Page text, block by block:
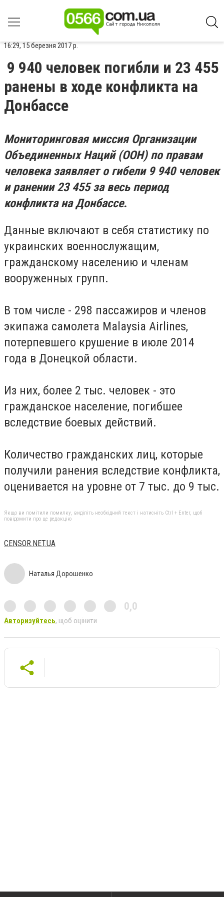
16:29, 15 березня 2017 р.
9 940 человек погибли и 23 455
ранены в ходе конфликта на
Донбассе
Мониторинговая миссия Организации
Объединенных Наций (ООН) по правам
человека заявляет о гибели 9 940 человек
и ранении 23 455 за весь период
конфликта на Донбассе.
Данные включают в себя статистику по
украинских военнослужащим,
гражданскому населению и членам
вооруженных групп.
В том числе - 298 пассажиров и членов
экипажа самолета Malaysia Airlines,
потерпевшего крушение в июле 2014
года в Донецкой области.
Из них, более 2 тыс. человек - это
гражданское население, погибшее
вследствие боевых действий.
Количество гражданских лиц, которые
получили ранения вследствие конфликта,
оценивается на уровне от 7 тыс. до 9 тыс.
Якщо ви помітили помилку, виділіть необхідний текст і натисніть Ctrl + Enter, щоб
повідомити про це редакцію
CENSOR.NET.UA
Наталья Дорошенко
0,0
Авторизуйтесь, щоб оцінити